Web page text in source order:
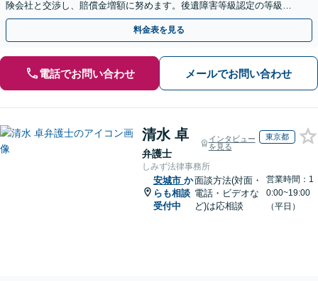
険会社と交渉し、賠償金増額に努めます。後遺障害等級認定の等級ア
ップ実績も多数。事故直後の方もまずはご相談ください。
料金表を見る
電話でお問い合わせ メールでお問い合わせ
清水 卓
弁護士
インタビュー
を見る
東京都
しみず法律事務所
安城市 か
らも相談
受付中
面談方法(対面・
電話・ビデオな
ど)は応相談
営業時間：1
0:00~19:00
（平日）